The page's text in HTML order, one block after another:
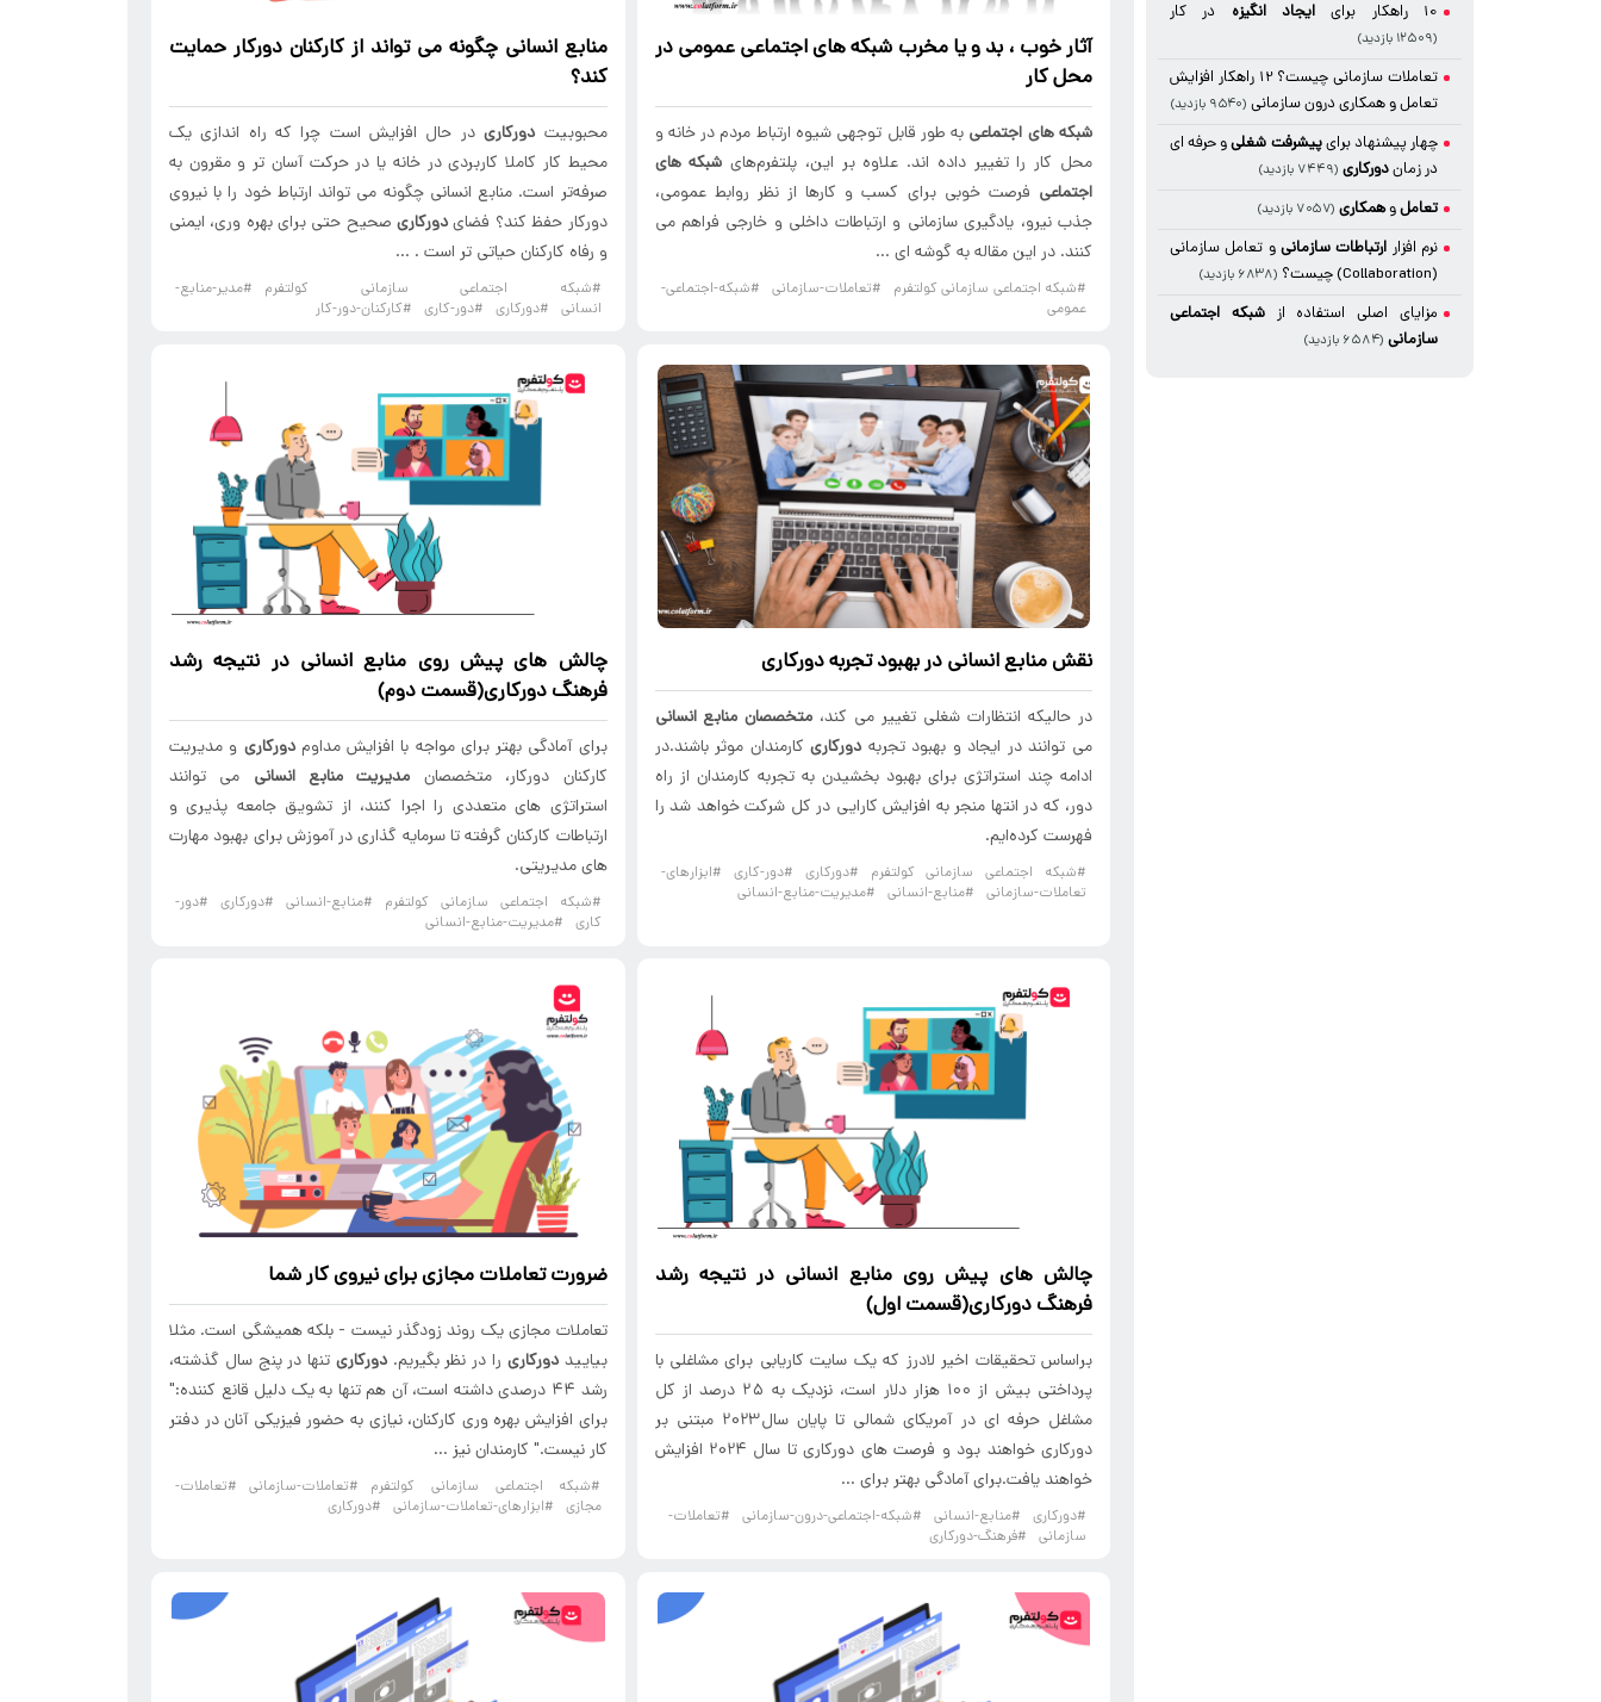
آثار خوب ، بد و یا مخرب شبکه های اجتماعی عمومی در
محل کار
شبکه های اجتماعی به طور قابل توجهی شیوه ارتباط مردم در خانه و
محل کار را تغییر داده اند. علاوه بر این، پلتفرم‌های شبکه های
اجتماعی فرصت خوبی برای کسب و کارها از نظر روابط عمومی،
جذب نیرو، یادگیری سازمانی و ارتباطات داخلی و خارجی فراهم می
کنند. در این مقاله به گوشه ای ...
#شبکه اجتماعی سازمانی کولتفرم #تعاملات-سازمانی
#شبکه-اجتماعی-
عمومی
منابع انسانی چگونه می تواند ازکارکنان دورکار حمایت
کند؟
محبوبیت دورکاریدر حال افزایش است چرا که راه اندازی یک
محیط کار کاملا کاربردی در خانه یا در حرکت آسان تر و مقرون به
صرفه‌تر است. منابع انسانی چگونه می تواند ارتباط خود را با نیروی
دورکار حفظ کند؟ فضایدورکاریصحیح حتی برای بهره وری، ایمنی
و رفاه کارکنان حیاتی تر است . ...
#شبکه اجتماعی سازمانی کولتفرم
#مدیر-منابع-
انسانی
#دورکاری #دور-کاری #کارکنان-دور-کار
نقش منابع انسانی در بهبود تجربهدورکاری
در حالیکه انتظارات شغلی تغییر می کند، متخصصان منابع انسانی
می توانند در ایجاد و بهبود تجربه دورکاریکارمندان موثر باشند.در
ادامه چند استراتژی برای بهبود بخشیدن به تجربه کارمندان از راه
دور، که در انتها منجر به افزایش کارایی در کل شرکت خواهد شد را
فهرست کرده‌ایم.
#شبکه اجتماعی سازمانی کولتفرم #دورکاری #دور-کاری
#ابزارهای-
تعاملات-سازمانی
#منابع-انسانی #مدیریت-منابع-انسانی
چالش های پیش روی منابع انسانی در نتیجه رشد
فرهنگدورکاری(قسمت دوم)
برای آمادگی بهتر برای مواجه با افزایش مداومدورکاری و مدیریت
کارکنان دورکار، متخصصان مدیریت منابع انسانی می توانند
استراتژی های متعددی را اجرا کنند، از تشویق جامعه پذیری و
ارتباطات کارکنان گرفته تا سرمایه گذاری در آموزش برای بهبود مهارت
های مدیریتی.
#شبکه اجتماعی سازمانی کولتفرم #منابع-انسانی #دورکاری
#دور-
کاری
#مدیریت-منابع-انسانی
چالش های پیش روی منابع انسانی در نتیجه رشد
فرهنگ دورکاری(قسمت اول)
براساس تحقیقات اخیر لادرز که یک سایت کاریابی برای مشاغلی با
پرداختی بیش از ۱۰۰ هزار دلار است، نزدیک به ۲۵ درصد از کل
مشاغل حرفه ای در آمریکای شمالی تا پایان سال2023 مبتنی بر
دورکاری خواهند بود و فرصت های دورکاری تا سال 2024 افزایش
خواهند یافت.برای آمادگی بهتر برای ...
#دورکاری #منابع-انسانی #شبکه-اجتماعی-درون-سازمانی
#تعاملات-
سازمانی
#فرهنگ-دورکاری
ضرورت تعاملات مجازی برای نیروی کار شما
تعاملات مجازی یک روند زودگذر نیست - بلکه همیشگی است. مثلا
بیاییددورکاری را در نظر بگیریم.دورکاری تنها در پنج سال گذشته،
رشد ۴۴ درصدی داشته است، آن هم تنها به یک دلیل قانع کننده:"
برای افزایش بهره وری کارکنان، نیازی به حضور فیزیکی آنان در دفتر
کار نیست." کارمندان نیز ...
#شبکه اجتماعی سازمانی کولتفرم #تعاملات-سازمانی
#تعاملات-
مجازی
#ابزارهای-تعاملات-سازمانی #دورکاری
10 راهکار برای ایجادانگیزه در کار
(۱۲۵۰۹ بازدید)
تعاملات سازمانی چیست؟ 12 راهکار افزایش
تعامل و همکاری درون سازمانی (۹۵۴۰ بازدید)
چهار پیشنهاد برایپیشرفت شغلیو حرفه ای
در زماندورکاری (۷۴۴۹ بازدید)
تعاملوهمکاری (۷۰۵۷ بازدید)
نرم افزار ارتباطات سازمانی و تعامل سازمانی
(Collaboration) چیست؟
(۶۸۳۸ بازدید)
مزایای اصلی استفاده ازشبکه اجتماعی
سازمانی (۶۵۸۴ بازدید)